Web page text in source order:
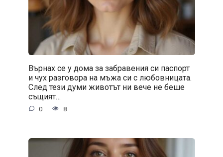
Върнах се у дома за забравения си паспорт
и чух разговора на мъжа си с любовницата.
След тези думи животът ни вече не беше
същият…
0 8